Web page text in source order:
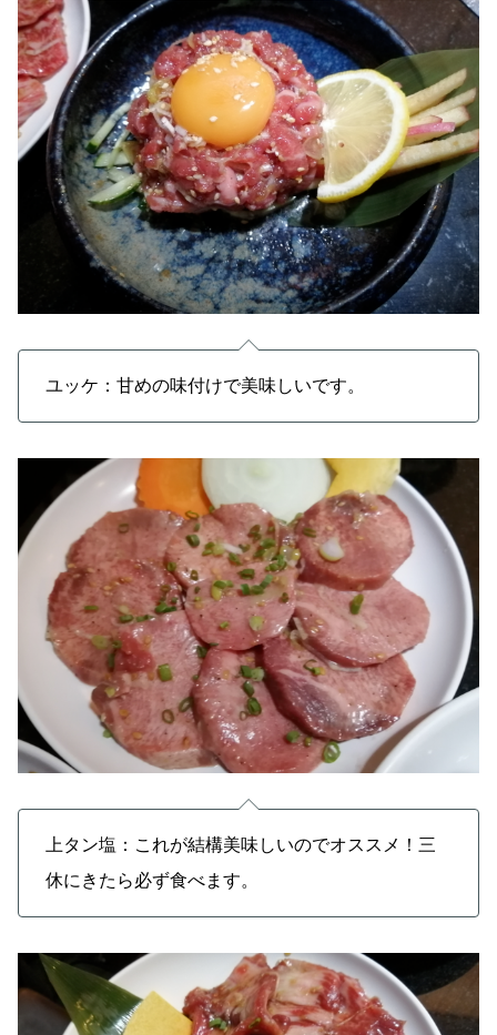
ユッケ：甘めの味付けで美味しいです。
上タン塩：これが結構美味しいのでオススメ！三
休にきたら必ず食べます。